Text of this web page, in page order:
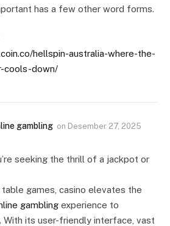
has a few other word forms.
hellspin-australia-where-the-
cools-down/
gambling on Desember 27, 2025
seeking the thrill of a jackpot or
games, casino elevates the
gambling experience to
With its user-friendly interface, vast